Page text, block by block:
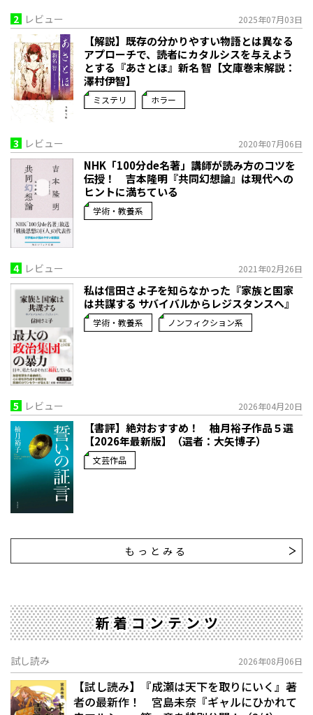
2 レビュー 2025年07月03日
【解説】既存の分かりやすい物語とは異なる
アプローチで、読者にカタルシスを与えよう
とする――『あさとほ』新名 智【文庫巻末解説：
澤村伊智】
ミステリ ホラー
3 レビュー 2020年07月06日
NHK「100分de名著」講師が読み方のコツを
伝授！ 吉本隆明『共同幻想論』は現代への
ヒントに満ちている
学術・教養系
4 レビュー 2021年02月26日
私は信田さよ子を知らなかった『家族と国家
は共謀する サバイバルからレジスタンスへ』
学術・教養系 ノンフィクション系
5 レビュー 2026年04月20日
【書評】絶対おすすめ！ 柚月裕子作品５選
【2026年最新版】（選者：大矢博子）
文芸作品
もっとみる
新着コンテンツ
試し読み 2026年08月06日
【試し読み】『成瀬は天下を取りにいく』著
者の最新作！ 宮島未奈『ギャルにひかれて